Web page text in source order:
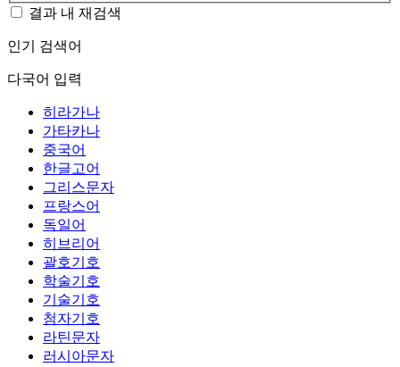
결과 내 재검색
인기 검색어
다국어 입력
히라가나
가타카나
중국어
한글고어
그리스문자
프랑스어
독일어
히브리어
괄호기호
학술기호
기술기호
첨자기호
라틴문자
러시아문자